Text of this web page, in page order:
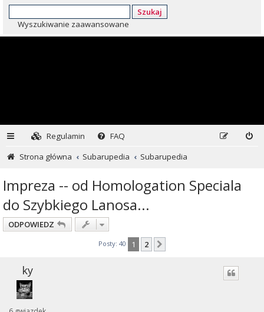
Szukaj
Wyszukiwanie zaawansowane
Regulamin
FAQ
Strona główna
Subarupedia Subarupedia
Impreza -- od Homologation Speciala
do Szybkiego Lanosa...
ODPOWIEDZ
Posty: 40 1 2
ky